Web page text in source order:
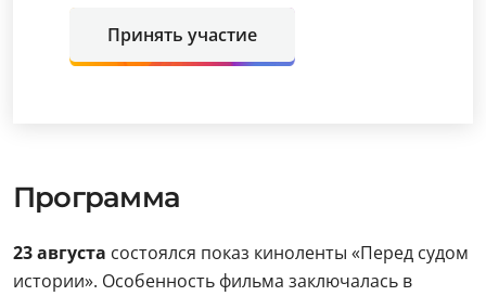
Принять участие
Программа
23 августа состоялся показ киноленты «Перед судом
истории». Особенность фильма заключалась в